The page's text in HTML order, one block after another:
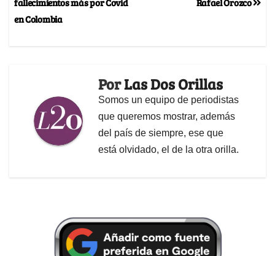
en Colombia
PorLas Dos Orillas
Somos un equipo de periodistas
que queremos mostrar, además
del país de siempre, ese que
está olvidado, el de la otra orilla.